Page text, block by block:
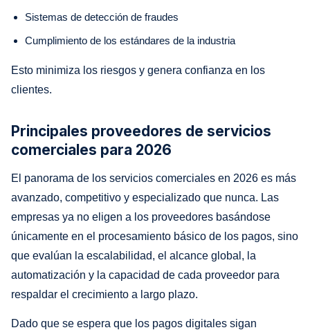
Sistemas de detección de fraudes
Cumplimiento de los estándares de la industria
Esto minimiza los riesgos y genera confianza en los
clientes.
Principales proveedores de servicios
comerciales para 2026
El panorama de los servicios comerciales en 2026 es más
avanzado, competitivo y especializado que nunca. Las
empresas ya no eligen a los proveedores basándose
únicamente en el procesamiento básico de los pagos, sino
que evalúan la escalabilidad, el alcance global, la
automatización y la capacidad de cada proveedor para
respaldar el crecimiento a largo plazo.
Dado que se espera que los pagos digitales sigan